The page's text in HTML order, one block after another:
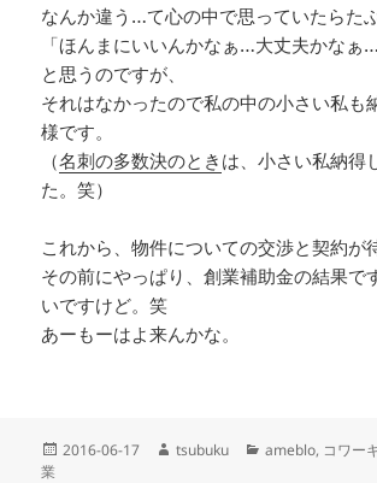
なんか違う…て心の中で思っていたらた
「ほんまにいいんかなぁ…大丈夫かなぁ
と思うのですが、
それはなかったので私の中の小さい私も
様です。
（名刺の多数決のとき は、小さい私納得
た。笑）
これから、物件についての交渉と契約が
その前にやっぱり、創業補助金の結果で
いですけど。笑
あーもーはよ来んかな。
投
2016-06-17
作
tsubuku
カ
ameblo, コワー
業